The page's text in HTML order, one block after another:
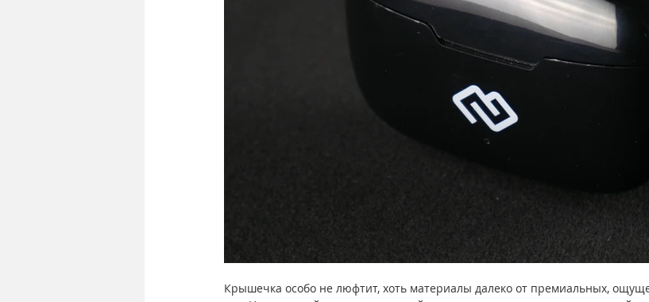
Крышечка особо не люфтит, хоть материалы далеко от премиальных,